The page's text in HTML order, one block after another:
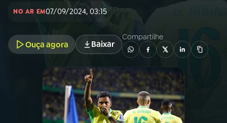
PROGRAMAS
NO AR EM07/09/2024, 03:15
Ouça agora Baixar
Compartilhe